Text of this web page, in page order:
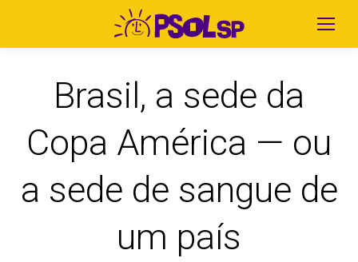
Brasil, a sede da
Copa América — ou
a sede de sangue de
um país